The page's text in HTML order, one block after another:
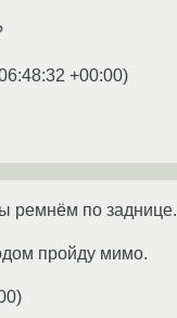
+00:00)
ремнём по заднице.
пройду мимо.
)